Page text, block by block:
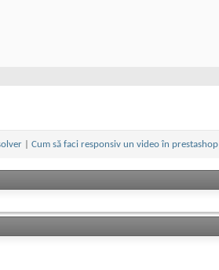
| Cum să faci responsiv un video în prestashop